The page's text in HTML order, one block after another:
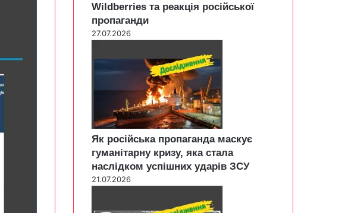
Wildberries та реакція російської
пропаганди
27.07.2026
Як російська пропаганда маскує
гуманітарну кризу, яка стала
наслідком успішних ударів ЗСУ
21.07.2026